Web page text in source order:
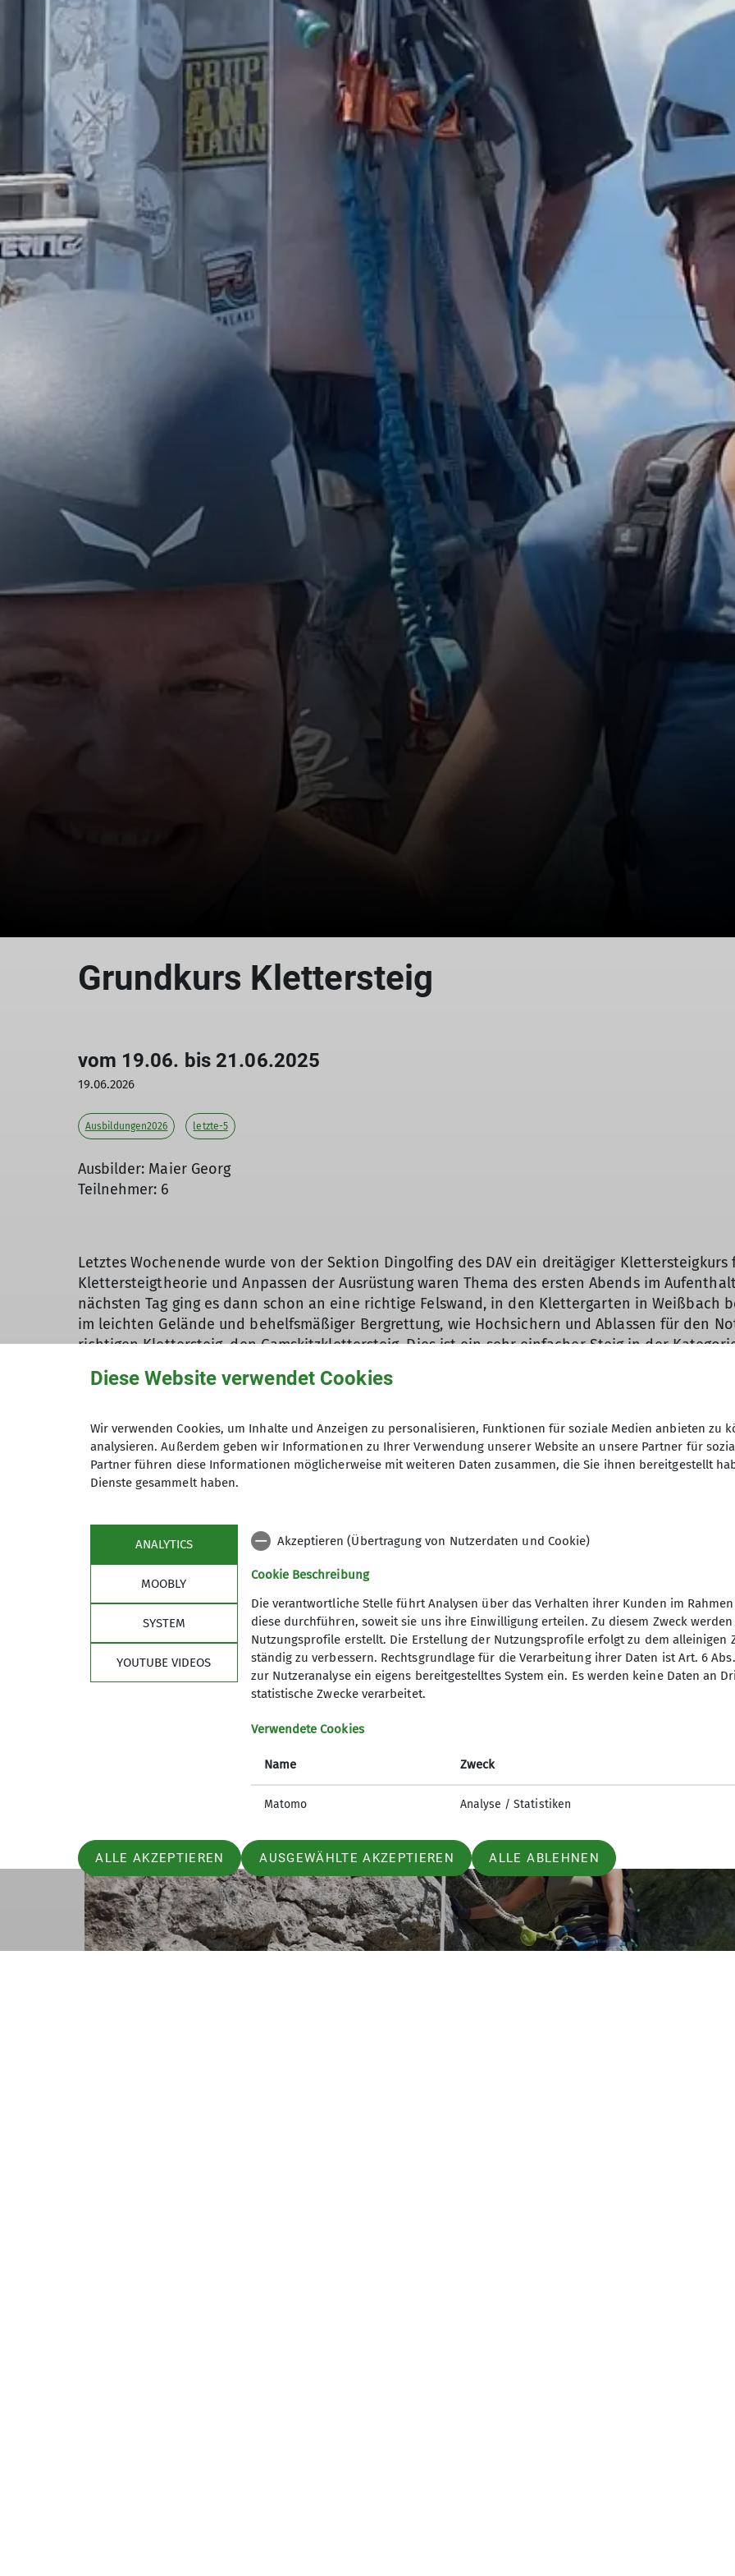
Grundkurs Klettersteig
vom 19.06. bis 21.06.2025
19.06.2026
Ausbildungen2026 letzte-5
Ausbilder: Maier Georg
Teilnehmer: 6
Letztes Wochenende wurde von der Sektion Dingolfing des DAV ein dreitägiger
Klettersteigtheorie und Anpassen der Ausrüstung waren Thema des ersten Abends im
nächsten Tag ging es dann schon an eine richtige Felswand, in den Klettergarten in Weißbach
im leichten Gelände und behelfsmäßiger Bergrettung, wie Hochsichern und Ablassen für den
richtigen Klettersteig, den Gamskitzklettersteig. Dies ist ein sehr einfacher Steig in der
DAV-Ausbilder, wie man sich sicher und kraftschonend auf so einem „Eisenweg“ bewegt. Bald
nächsten, etwas schwierigeren Klettersteig der Kategorie B/C, namens Zahme Gams, bereit war.
Nach vielen detaillierten Übungseinheiten in Weißbach war es dann am Sonntag Zeit für eine
Drachenwand in St. Lorenz am Mondsee. Dabei handelt es sich um einen mäßig schwierigen
bis zum Gipfel 400 Höhenmeter überwindet und mit 700 Meter Stahlseil gesichert ist. Der Fels
gemütlichen Tempos gut vorwärts. Höhepunkt dieses Klettersteigs ist eine 25 Meter lange und
unglaubliche Aussicht auf den gesamten Mondsee. Bald erreichte man den Gipfel und wurde
das weit über die Grenzen des Mondseelandes reicht. Durch die schrittweise Heranführung an
Vertrauen in die Sicherungsmaßnahmen, war dieser Steig Genuss pur. Der Abstieg war trotz
bewältigt, obwohl auch hier noch einige Stellen sehr ausgesetzt sind und nochmals volle
Nach dem erfolgreichen Abschluss der Ausbildung war der Durst sehr groß, sodass man sofort
fanden der Klettersteigkurs und eine schöne Tour ihren würdigen Abschluss. Die Teilnehmer
in das Klettersteiggehen sehr erleichtert hat. Mit viel Spaß erhielt man vom Ausbilder
Klettersteiggehen, mit denen sich eigene Touren sicher bewältigen lassen.
Diese Website verwendet Cookies
Wir verwenden Cookies, um Inhalte und Anzeigen zu personalisieren, Funktionen für soziale Medien anbieten zu
analysieren. Außerdem geben wir Informationen zu Ihrer Verwendung unserer Website an unsere Partner für
Partner führen diese Informationen möglicherweise mit weiteren Daten zusammen, die Sie ihnen bereitgestellt
Dienste gesammelt haben.
ANALYTICS
MOOBLY
SYSTEM
YOUTUBE VIDEOS
Akzeptieren (Übertragung von Nutzerdaten und Cookie)
Cookie Beschreibung
Die verantwortliche Stelle führt Analysen über das Verhalten ihrer Kunden im
diese durchführen, soweit sie uns ihre Einwilligung erteilen. Zu diesem Zweck
Nutzungsprofile erstellt. Die Erstellung der Nutzungsprofile erfolgt zu dem alleinigen
ständig zu verbessern. Rechtsgrundlage für die Verarbeitung ihrer Daten ist Art. 6
zur Nutzeranalyse ein eigens bereitgestelltes System ein. Es werden keine Daten an
statistische Zwecke verarbeitet.
Verwendete Cookies
Name Zweck
Matomo Analyse / Statistiken
ALLE AKZEPTIEREN AUSGEWÄHLTE AKZEPTIEREN ALLE ABLEHNEN